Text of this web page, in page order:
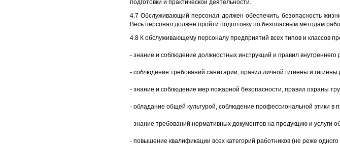
подготовки и практической деятельности.
4.7 Обслуживающий персонал должен обеспечить безопасность
Весь персонал должен пройти подготовку по безопасным методам
4.8 К обслуживающему персоналу предприятий всех типов и классов
- знание и соблюдение должностных инструкций и правил внутреннего
- соблюдение требований санитарии, правил личной гигиены и гигиены
- знание и соблюдение мер пожарной безопасности, правил охраны
- обладание общей культурой, соблюдение профессиональной этики в
- знание требований нормативных документов на продукцию и услуги
- повышение квалификации всех категорий работников (не реже